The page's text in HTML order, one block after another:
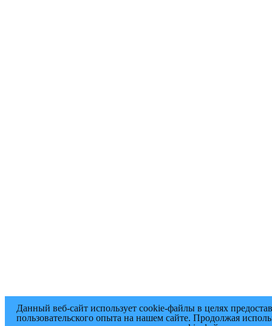
Данный веб-сайт использует cookie-файлы в целях
пользовательского опыта на нашем сайте. Продолжая